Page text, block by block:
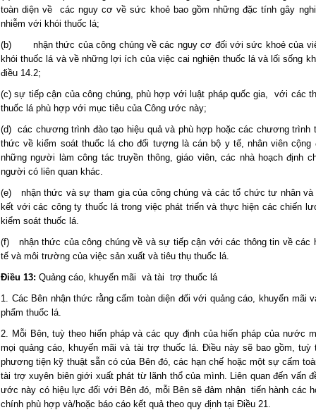
toàn diện về các nguy cơ về sức khoẻ bao gồm những đặc tính gây
nhiễm với khói thuốc lá;
(b) nhận thức của công chúng về các nguy cơ đối với sức khoẻ của
khói thuốc lá và về những lợi ích của việc cai nghiện thuốc lá và lối sống
điều 14.2;
(c) sự tiếp cận của công chúng, phù hợp với luật pháp quốc gia, với các
thuốc lá phù hợp với mục tiêu của Công ước này;
(d) các chương trình đào tạo hiệu quả và phù hợp hoặc các chương trình
thức về kiểm soát thuốc lá cho đối tượng là cán bộ y tế, nhân viên cộng
những người làm công tác truyền thông, giáo viên, các nhà hoạch định
người có liên quan khác.
(e) nhận thức và sự tham gia của công chúng và các tổ chức tư nhân và
kết với các công ty thuốc lá trong việc phát triển và thực hiện các chiến
kiểm soát thuốc lá.
(f) nhận thức của công chúng về và sự tiếp cận với các thông tin về các
tế và môi trường của việc sản xuất và tiêu thụ thuốc lá.
Điều 13: Quảng cáo, khuyến mãi và tài trợ thuốc lá
1. Các Bên nhận thức rằng cấm toàn diện đối với quảng cáo, khuyến mãi
phẩm thuốc lá.
2. Mỗi Bên, tuỳ theo hiến pháp và các quy định của hiến pháp của nước
mọi quảng cáo, khuyến mãi và tài trợ thuốc lá. Điều này sẽ bao gồm,
phương tiện kỹ thuật sẵn có của Bên đó, các hạn chế hoặc một sự cấm
tài trợ xuyên biên giới xuất phát từ lãnh thổ của mình. Liên quan đến vấn
ước này có hiệu lực đối với Bên đó, mỗi Bên sẽ đảm nhận tiến hành các
chính phù hợp và/hoặc báo cáo kết quả theo quy định tại Điều 21.